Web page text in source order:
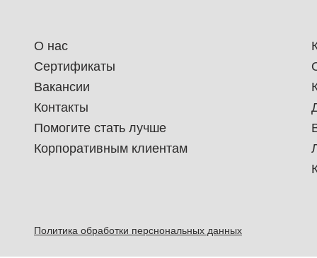
О нас
Сертификаты
Вакансии
Контакты
Помогите стать лучше
Корпоративным клиентам
Политика обработки перснональных данных